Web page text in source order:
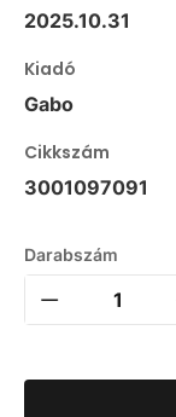
2025.10.31
Kiadó
Gabo
Cikkszám
3001097091
Darabszám